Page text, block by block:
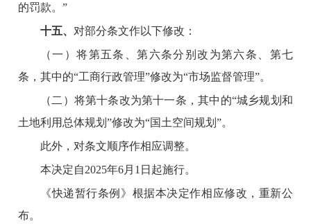
的罚款。”
十五、 对部分条文作以下修改：
（一）将第五条、第六条分别改为第六条、第七
条，其中的“工商行政管理”修改为“市场监督管理”。
（二）将第十条改为第十一条，其中的“城乡规划和
土地利用总体规划”修改为“国土空间规划”。
此外，对条文顺序作相应调整。
本决定自2025年6月1日起施行。
《快递暂行条例》根据本决定作相应修改，重新公
布。